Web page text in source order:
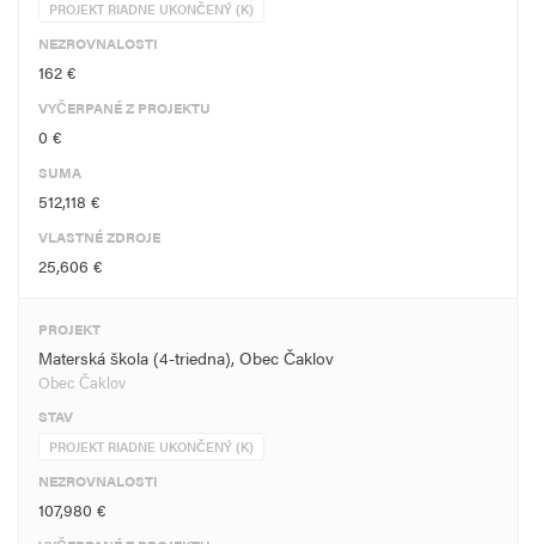
PROJEKT RIADNE UKONČENÝ (K)
NEZROVNALOSTI
162 €
VYČERPANÉ Z PROJEKTU
0 €
SUMA
512,118 €
VLASTNÉ ZDROJE
25,606 €
PROJEKT
Materská škola (4-triedna), Obec Čaklov
Obec Čaklov
STAV
PROJEKT RIADNE UKONČENÝ (K)
NEZROVNALOSTI
107,980 €